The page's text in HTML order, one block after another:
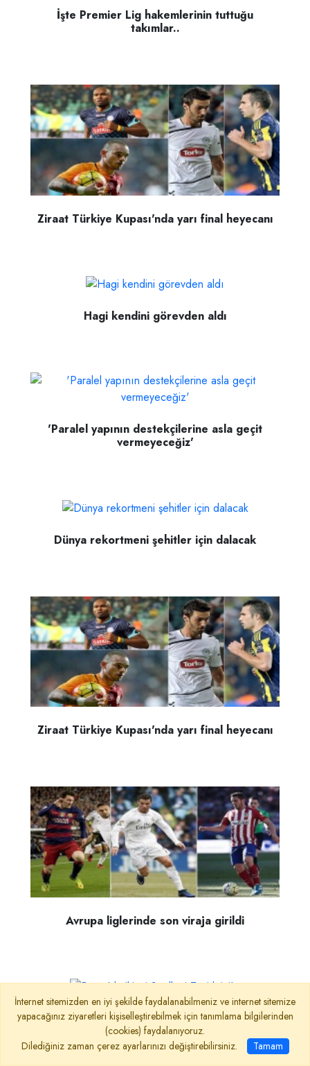
İşte Premier Lig hakemlerinin tuttuğu
takımlar..
Ziraat Türkiye Kupası'nda yarı final heyecanı
Hagi kendini görevden aldı
'Paralel yapının destekçilerine asla geçit
vermeyeceğiz'
Dünya rekortmeni şehitler için dalacak
Ziraat Türkiye Kupası'nda yarı final heyecanı
Avrupa liglerinde son viraja girildi
Roma’da ikinci Spalletti-Totti krizi!..
İnternet sitemizden en iyi şekilde faydalanabilmeniz ve internet sitemize
yapacağınız ziyaretleri kişiselleştirebilmek için tanımlama bilgilerinden
(cookies) faydalanıyoruz.
Dilediğiniz zaman çerez ayarlarınızı değiştirebilirsiniz.
Tamam